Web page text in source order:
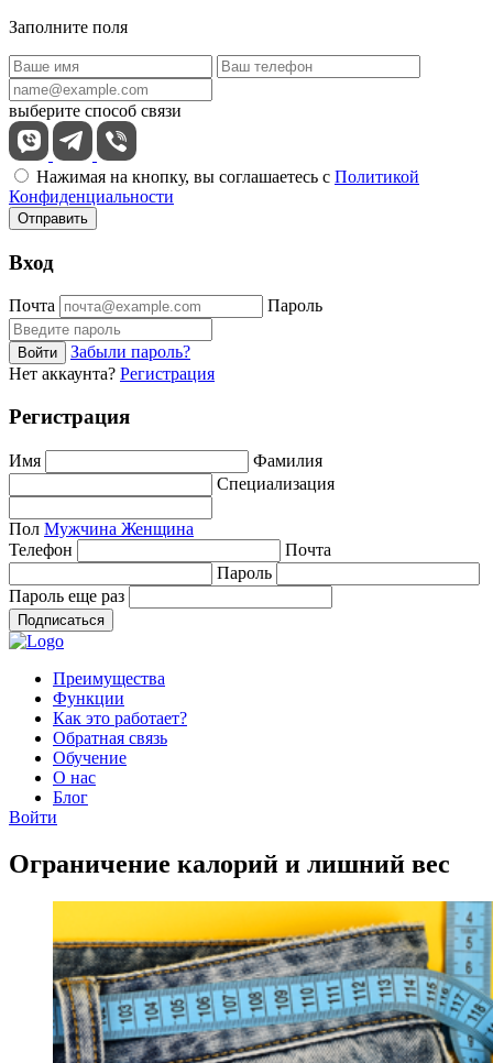
Заполните поля
выберите способ связи
Нажимая на кнопку, вы соглашаетесь с Политикой
Конфиденциальности
Отправить
Вход
Почта Пароль
Войти
Забыли пароль?
Нет аккаунта? Регистрация
Регистрация
Имя
Фамилия
Специализация
Пол Мужчина Женщина
Телефон
Почта
Пароль
Пароль еще раз
Подписаться
Преимущества
Функции
Как это работает?
Обратная связь
Обучение
О нас
Блог
Войти
Ограничение калорий и лишний вес